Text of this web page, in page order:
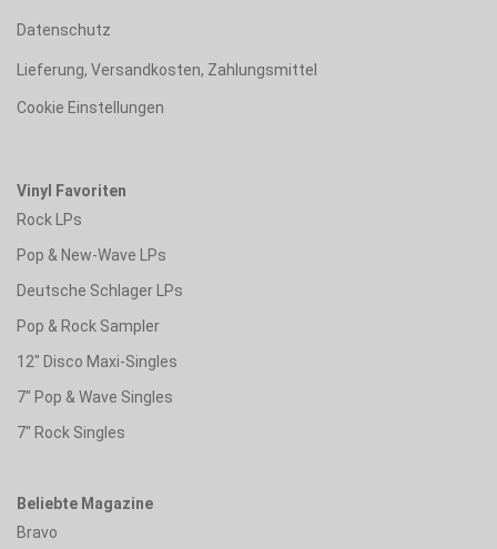
Datenschutz
Lieferung, Versandkosten, Zahlungsmittel
Cookie Einstellungen
Vinyl Favoriten
Rock LPs
Pop & New-Wave LPs
Deutsche Schlager LPs
Pop & Rock Sampler
12" Disco Maxi-Singles
7" Pop & Wave Singles
7" Rock Singles
Beliebte Magazine
Bravo